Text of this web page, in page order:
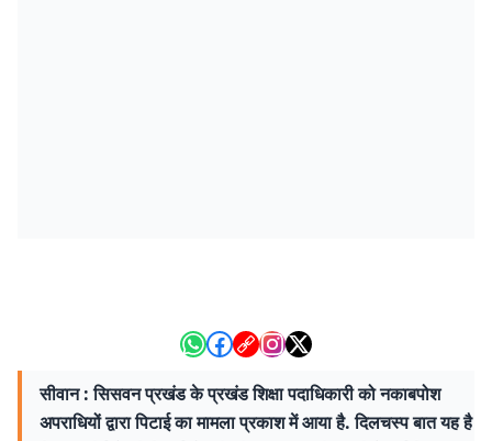
सीवान : सिसवन प्रखंड के प्रखंड शिक्षा पदाधिकारी को नकाबपोश
अपराधियों द्वारा पिटाई का मामला प्रकाश में आया है. दिलचस्प बात यह है